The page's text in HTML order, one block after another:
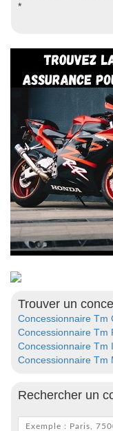
*
Trouver un
Concessionnaire Tm
Concessionnaire Tm
Concessionnaire Tm
Concessionnaire Tm
Rechercher un